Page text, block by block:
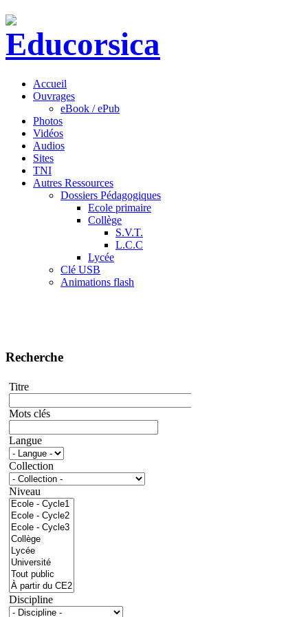
Accueil
Ouvrages
eBook / ePub
Photos
Vidéos
Audios
Sites
TNI
Autres Ressources
Dossiers Pédagogiques
Ecole primaire
Collège
S.V.T.
L.C.C
Lycée
Clé USB
Animations flash
Recherche
Titre
Mots clés
Langue
Collection
Niveau
Discipline